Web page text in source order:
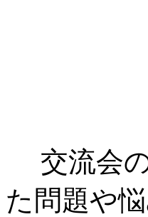
交流会
た問題や